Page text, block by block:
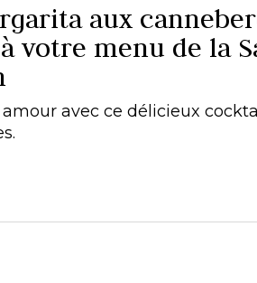
aux
votre menu de la
avec ce délicieux